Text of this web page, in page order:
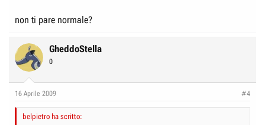
non ti pare normale?
GheddoStella
0
16 Aprile 2009 #4
belpietro ha scritto: